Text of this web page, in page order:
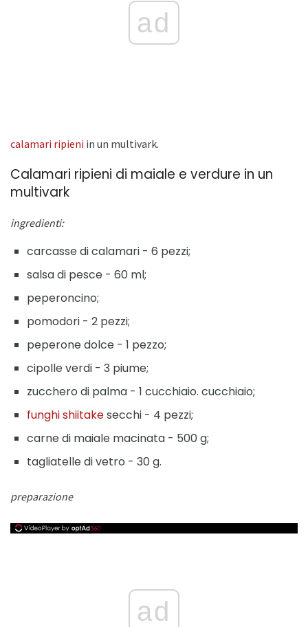
ad
calamari ripieni in un multivark.
Calamari ripieni di maiale e verdure in un
multivark
ingredienti:
carcasse di calamari - 6 pezzi;
salsa di pesce - 60 ml;
peperoncino;
pomodori - 2 pezzi;
peperone dolce - 1 pezzo;
cipolle verdi - 3 piume;
zucchero di palma - 1 cucchiaio. cucchiaio;
funghi shiitakesecchi - 4 pezzi;
carne di maiale macinata - 500 g;
tagliatelle di vetro - 30 g.
preparazione
ad